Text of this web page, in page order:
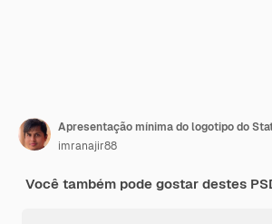
Apresentação mínima do logotipo do
imranajir88
Você também pode gostar destes